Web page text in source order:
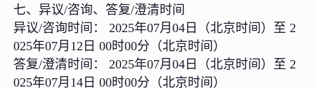
七、异议/咨询、答复/澄清时间
异议/咨询时间： 2025年07月04日（北京时间）至 2
025年07月12日 00时00分（北京时间）
答复/澄清时间： 2025年07月04日（北京时间）至 2
025年07月14日 00时00分（北京时间）